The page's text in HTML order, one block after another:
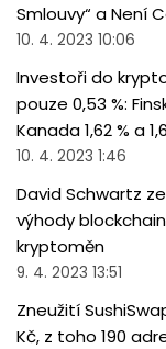
Smlouvy“ a Není
10. 4. 2023 10:06
Investoři do
pouze 0,53 %:
Kanada 1,62 % a
10. 4. 2023 1:46
David Schwartz
výhody
kryptoměn
9. 4. 2023 13:51
Zneužití
Kč, z toho 190